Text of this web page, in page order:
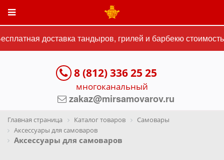
доставка тандыров, грилей и барбекю
8 (812) 336 25 25
многоканальный
zakaz@mirsamovarov.ru
Главная страница Каталог товаров
Самовары
Аксессуары для самоваров
Аксессуары для самоваров